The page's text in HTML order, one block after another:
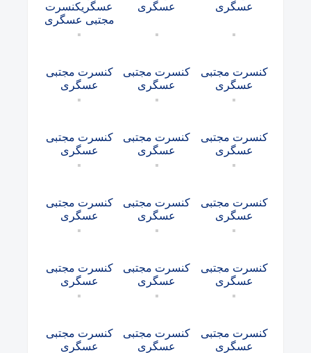
عسگری
عسگری
عسگریکنسرت
مجتبی عسگری
کنسرت مجتبی
عسگری
کنسرت مجتبی
عسگری
کنسرت مجتبی
عسگری
کنسرت مجتبی
عسگری
کنسرت مجتبی
عسگری
کنسرت مجتبی
عسگری
کنسرت مجتبی
عسگری
کنسرت مجتبی
عسگری
کنسرت مجتبی
عسگری
کنسرت مجتبی
عسگری
کنسرت مجتبی
عسگری
کنسرت مجتبی
عسگری
کنسرت مجتبی
عسگری
کنسرت مجتبی
عسگری
کنسرت مجتبی
عسگری